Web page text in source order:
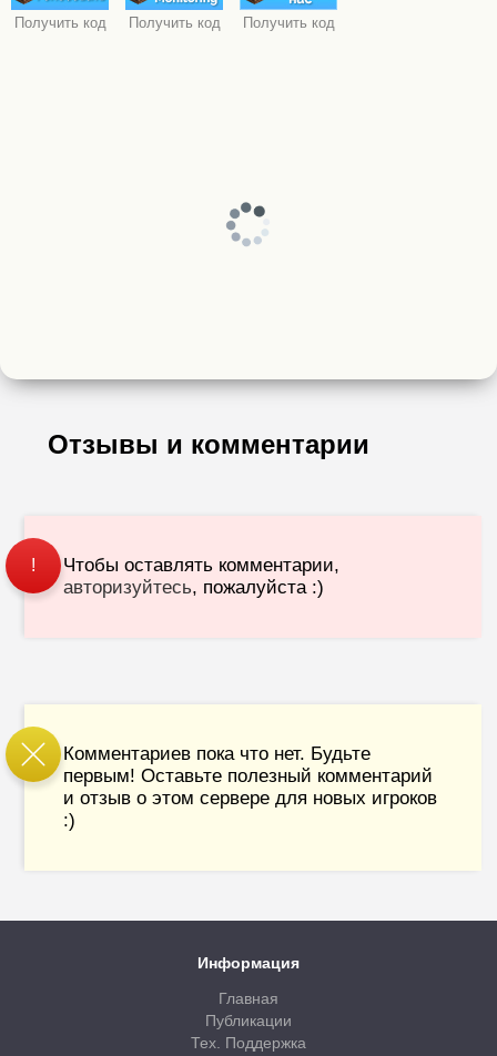
Получить код Получить код Получить код
Отзывы и комментарии
!
Чтобы оставлять комментарии,
авторизуйтесь, пожалуйста :)
Комментариев пока что нет. Будьте
первым! Оставьте полезный комментарий
и отзыв о этом сервере для новых игроков
:)
Информация
Главная
Публикации
Тех. Поддержка